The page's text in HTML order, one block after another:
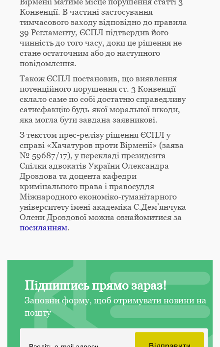
Конвенції. В частині застосування
тимчасового заходу відповідно до правила
39 Регламенту, ЄСПЛ підтвердив його
чинність до того часу, доки це рішення не
стане остаточним або до наступного
повідомлення.
Також ЄСПЛ постановив, що виявлення
потенційного порушення ст. 3 Конвенції
склало саме по собі достатню справедливу
сатисфакцію будь-якої моральної шкоди,
яка могла бути завдана заявникові.
З текстом прес-релізу рішення ЄСПЛ у
справі «Хачатуров проти Вірменії» (заява
№ 59687/17), у перекладі президента
Спілки адвокатів України Олександра
Дроздова та доцента кафедри
кримінального права і правосуддя
Міжнародного економіко-гуманітарного
університету імені академіка С.Дем’янчука
Олени Дроздової можна ознайомитися за
посиланням.
Підпишись прямо зараз!
Заповни форму, щоб отримувати новини на
пошту